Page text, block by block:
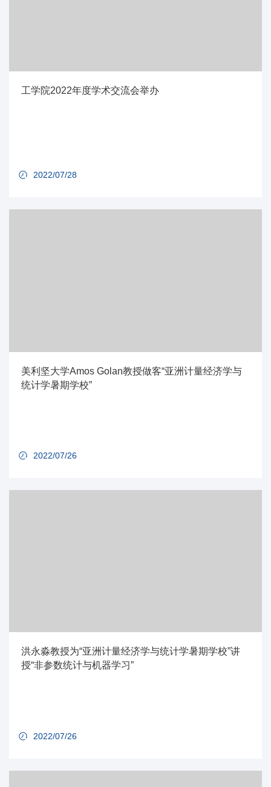
工学院2022年度学术交流会举办
2022/07/28
美利坚大学Amos Golan教授做客“亚洲计量经济学与
统计学暑期学校”
2022/07/26
洪永淼教授为“亚洲计量经济学与统计学暑期学校”讲
授“非参数统计与机器学习”
2022/07/26